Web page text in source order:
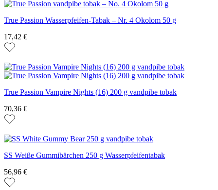
True Passion Wasserpfeifen-Tabak – Nr. 4 Okolom 50 g
17,42 €
True Passion Vampire Nights (16) 200 g vandpibe tobak
70,36 €
SS Weiße Gummibärchen 250 g Wasserpfeifentabak
56,96 €